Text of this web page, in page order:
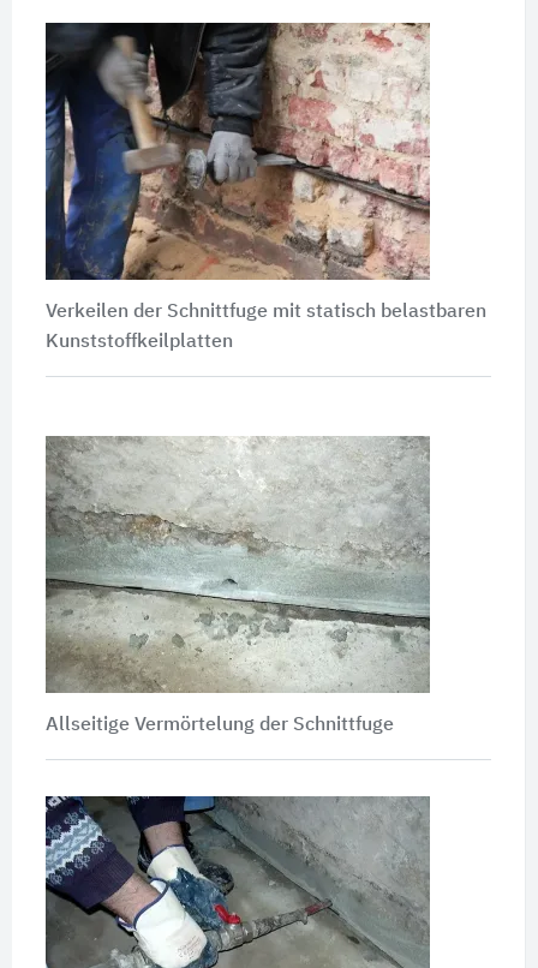
Verkeilen der Schnittfuge mit statisch belastbaren
Kunststoffkeilplatten
Allseitige Vermörtelung der Schnittfuge